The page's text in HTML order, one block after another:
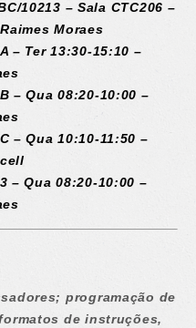
10213 – Sala CTC206 –
Moraes
– Ter 13:30-15:10 –
– Qua 08:20-10:00 –
– Qua 10:10-11:50 –
– Qua 08:20-10:00 –
programação de
de instruções,